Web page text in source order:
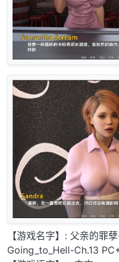
【游戏名字】: 父亲的罪
Going_to_Hell-Ch.13